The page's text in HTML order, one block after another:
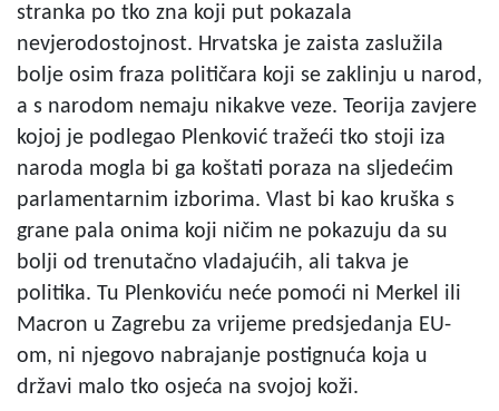
stranka po tko zna koji put pokazala
nevjerodostojnost. Hrvatska je zaista zaslužila
bolje osim fraza političara koji se zaklinju u narod,
a s narodom nemaju nikakve veze. Teorija zavjere
kojoj je podlegao Plenković tražeći tko stoji iza
naroda mogla bi ga koštati poraza na sljedećim
parlamentarnim izborima. Vlast bi kao kruška s
grane pala onima koji ničim ne pokazuju da su
bolji od trenutačno vladajućih, ali takva je
politika. Tu Plenkoviću neće pomoći ni Merkel ili
Macron u Zagrebu za vrijeme predsjedanja EU-
om, ni njegovo nabrajanje postignuća koja u
državi malo tko osjeća na svojoj koži.